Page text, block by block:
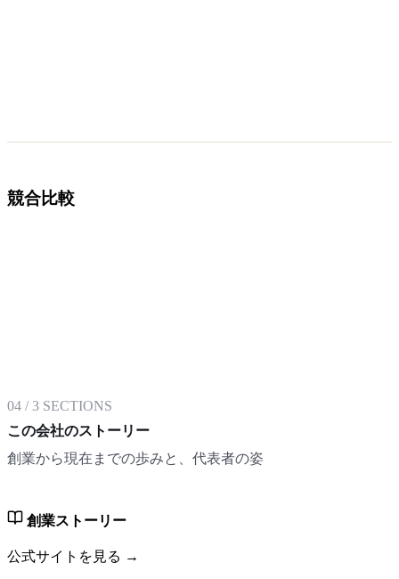
競合比較
04 /3 SECTIONS
この会社のストーリー
創業から現在までの歩みと、代表者の姿
創業ストーリー
公式サイトを見る →